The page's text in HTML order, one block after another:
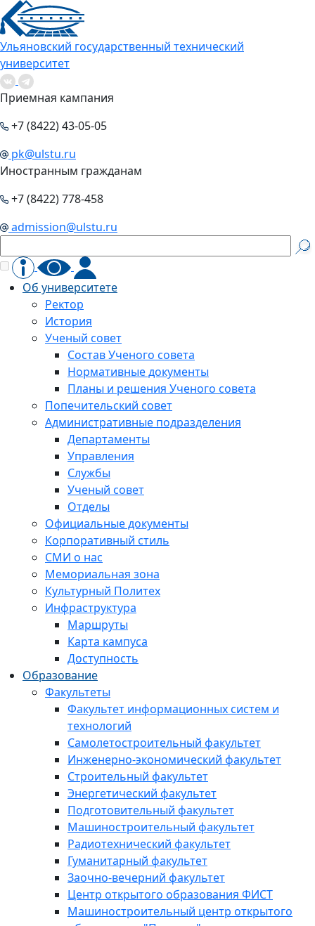
Ульяновский государственный технический
университет
Приемная кампания
+7 (8422) 43-05-05
pk@ulstu.ru
Иностранным гражданам
+7 (8422) 778-458
admission@ulstu.ru
Об университете
Ректор
История
Ученый совет
Состав Ученого совета
Нормативные документы
Планы и решения Ученого совета
Попечительский совет
Административные подразделения
Департаменты
Управления
Службы
Ученый совет
Отделы
Официальные документы
Корпоративный стиль
СМИ о нас
Мемориальная зона
Культурный Политех
Инфраструктура
Маршруты
Карта кампуса
Доступность
Образование
Факультеты
Факультет информационных систем и
технологий
Самолетостроительный факультет
Инженерно-экономический факультет
Строительный факультет
Энергетический факультет
Подготовительный факультет
Машиностроительный факультет
Радиотехнический факультет
Гуманитарный факультет
Заочно-вечерний факультет
Центр открытого образования ФИСТ
Машиностроительный центр открытого